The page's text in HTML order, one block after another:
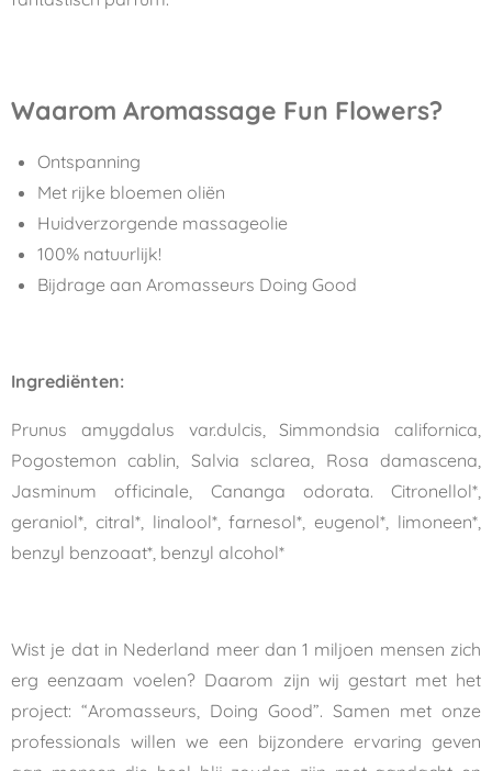
Waarom Aromassage Fun Flowers?
Ontspanning
Met rijke bloemen oliën
Huidverzorgende massageolie
100% natuurlijk!
Bijdrage aan Aromasseurs Doing Good
Ingrediënten:
Prunus amygdalus var.dulcis, Simmondsia californica,
Pogostemon cablin, Salvia sclarea, Rosa damascena,
Jasminum officinale, Cananga odorata. Citronellol*,
geraniol*, citral*, linalool*, farnesol*, eugenol*, limoneen*,
benzyl benzoaat*, benzyl alcohol*
Wist je dat in Nederland meer dan 1 miljoen mensen zich
erg eenzaam voelen? Daarom zijn wij gestart met het
project: “Aromasseurs, Doing Good”. Samen met onze
professionals willen we een bijzondere ervaring geven